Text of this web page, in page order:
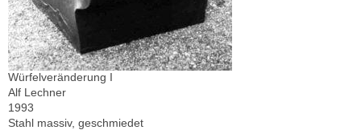
Würfelveränderung I
Alf Lechner
1993
Stahl massiv, geschmiedet